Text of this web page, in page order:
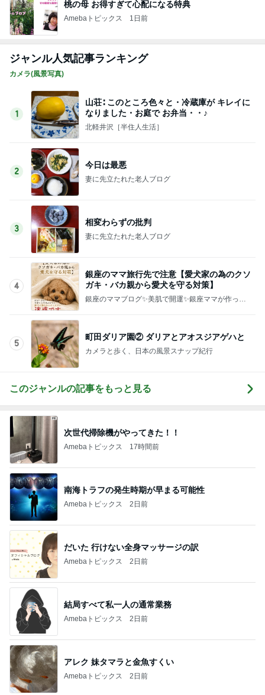
桃の母 お得すぎて心配になる特典
Amebaトピックス 1日前
ジャンル人気記事ランキング
カメラ(風景写真)
1
山荘∶ このところ色々と・冷蔵庫が キレイに
なりました・お庭で お弁当・・♪
北軽井沢［半住人生活］
2
今日は最悪
妻に先立たれた老人ブログ
3
相変わらずの批判
妻に先立たれた老人ブログ
4
銀座のママ旅行先で注意【愛犬家の為のクソ
ガキ・バカ親から愛犬を守る対策】
銀座のママブログ✨美肌で開運✨銀座ママが作った
5
町田ダリア園② ダリアとアオスジアゲハと
カメラと歩く、日本の風景スナップ紀行
このジャンルの記事をもっと見る
次世代掃除機がやってきた！！
Amebaトピックス 17時間前
南海トラフの発生時期が早まる可能性
Amebaトピックス 2日前
だいた 行けない全身マッサージの訳
Amebaトピックス 2日前
結局すべて私一人の通常業務
Amebaトピックス 2日前
アレク 妹タマラと金魚すくい
Amebaトピックス 2日前